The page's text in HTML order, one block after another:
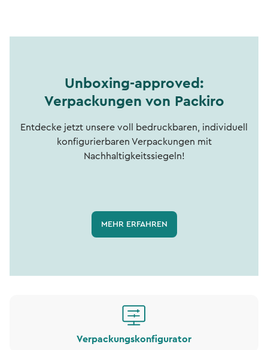
Unboxing-approved:
Verpackungen von Packiro
Entdecke jetzt unsere voll bedruckbaren, individuell
konfigurierbaren Verpackungen mit
Nachhaltigkeitssiegeln!
MEHR ERFAHREN
Verpackungskonfigurator